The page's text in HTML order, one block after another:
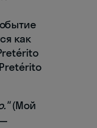
как
(Мой